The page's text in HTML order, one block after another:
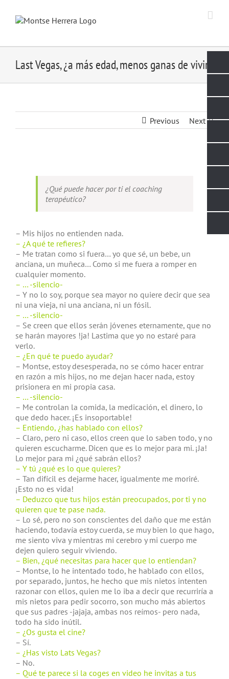
content
Last Vegas, ¿a más edad, menos ganas de vivir?
Previous Next
Larger
¿Qué puede hacer por ti el coaching
terapéutico?
– Mis hijos no entienden nada.
– ¿A qué te refieres?
– Me tratan como si fuera… yo que sé, un bebe, un
anciana, un muñeca… Como si me fuera a romper en
cualquier momento.
– … -silencio-
– Y no lo soy, porque sea mayor no quiere decir que sea
ni una vieja, ni una anciana, ni un fósil.
– … -silencio-
– Se creen que ellos serán jóvenes eternamente, que no
se harán mayores !ja! Lastima que yo no estaré para
verlo.
– ¿En qué te puedo ayudar?
– Montse, estoy desesperada, no se cómo hacer entrar
en razón a mis hijos, no me dejan hacer nada, estoy
prisionera en mi propia casa.
– … -silencio-
– Me controlan la comida, la medicación, el dinero, lo
que dedo hacer. ¡Es insoportable!
– Entiendo, ¿has hablado con ellos?
– Claro, pero ni caso, ellos creen que lo saben todo, y no
quieren escucharme. Dicen que es lo mejor para mi. ¡Ja!
Lo mejor para mi ¿qué sabrán ellos?
– Y tú ¿qué es lo que quieres?
– Tan difícil es dejarme hacer, igualmente me moriré.
¡Esto no es vida!
– Deduzco que tus hijos están preocupados, por ti y no
quieren que te pase nada.
– Lo sé, pero no son conscientes del daño que me están
haciendo, todavía estoy cuerda, se muy bien lo que hago,
me siento viva y mientras mi cerebro y mi cuerpo me
dejen quiero seguir viviendo.
– Bien, ¿qué necesitas para hacer que lo entiendan?
– Montse, lo he intentado todo, he hablado con ellos,
por separado, juntos, he hecho que mis nietos intenten
razonar con ellos, quien me lo iba a decir que recurriría a
mis nietos para pedir socorro, son mucho más abiertos
que sus padres -jajaja, ambas nos reímos- pero nada,
todo ha sido inútil.
– ¿Os gusta el cine?
– Sí.
– ¿Has visto Lats Vegas?
– No.
– Qué te parece si la coges en video he invitas a tus